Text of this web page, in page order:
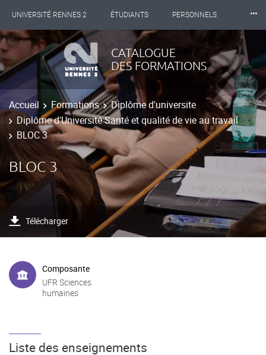
UNIVERSITÉ RENNES 2 ÉTUDIANTS PERSONNELS
INTERNATIONAL PROFESSIONNELS BIBLIOTHÈQUES
LES NOUVELLES DE RENNES 2
⸱⸱⸱
CATALOGUE
DES FORMATIONS
Accueil Formations
Diplôme d'universite
Diplôme d'Université Santé et qualité de vie au travail
BLOC 3
BLOC 3
Télécharger
Composante
UFR Sciences
humaines
Liste des enseignements